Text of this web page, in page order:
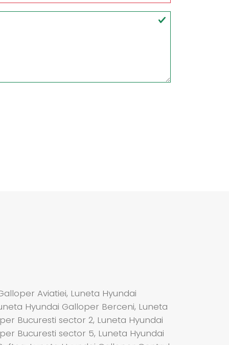
Aviatiei, Luneta Hyundai
Hyundai Galloper Berceni, Luneta
Bucuresti sector 2, Luneta Hyundai
Bucuresti sector 5, Luneta Hyundai